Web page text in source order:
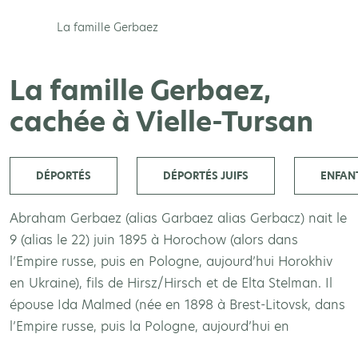
La famille Gerbaez
La famille Gerbaez,
cachée à Vielle-Tursan
DÉPORTÉS DÉPORTÉS JUIFS
Abraham Gerbaez (alias Garbaez alias Gerbacz) nait le
9 (alias le 22) juin 1895 à Horochow (alors dans
l’Empire russe, puis en Pologne, aujourd’hui Horokhiv
en Ukraine), fils de Hirsz/Hirsch et de Elta Stelman. Il
épouse Ida Malmed (née en 1898 à Brest-Litovsk, dans
l’Empire russe, puis la Pologne, aujourd’hui en